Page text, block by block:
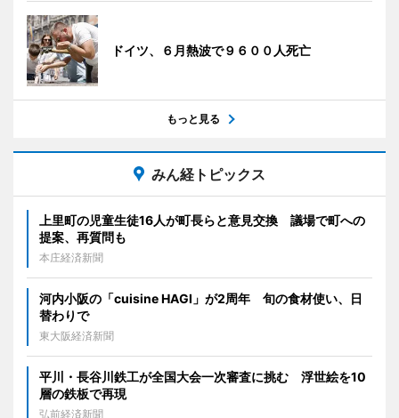
ドイツ、６月熱波で９６００人死亡
もっと見る
みん経トピックス
上里町の児童生徒16人が町長らと意見交換 議場で町への
提案、再質問も
本庄経済新聞
河内小阪の「cuisine HAGI」が2周年 旬の食材使い、日
替わりで
東大阪経済新聞
平川・長谷川鉄工が全国大会一次審査に挑む 浮世絵を10
層の鉄板で再現
弘前経済新聞